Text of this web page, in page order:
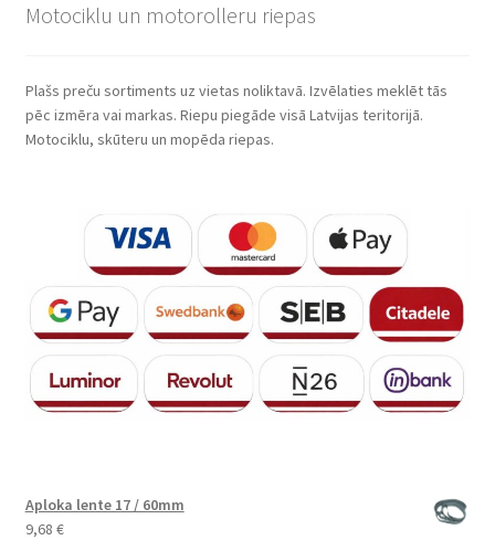
Motociklu un motorolleru riepas
Plašs preču sortiments uz vietas noliktavā. Izvēlaties meklēt tās
pēc izmēra vai markas. Riepu piegāde visā Latvijas teritorijā.
Motociklu, skūteru un mopēda riepas.
Aploka lente 17 / 60mm
9,68 €